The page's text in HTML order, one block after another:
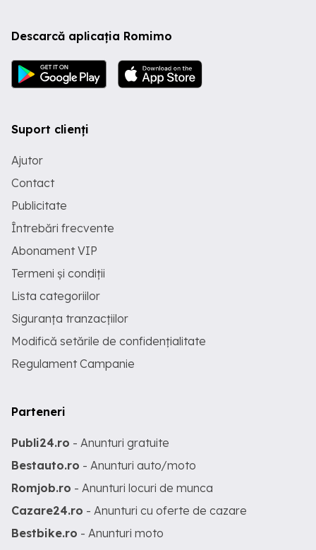
Descarcă aplicația Romimo
Suport clienți
Ajutor
Contact
Publicitate
Întrebări frecvente
Abonament VIP
Termeni și condiții
Lista categoriilor
Siguranța tranzacțiilor
Modifică setările de confidențialitate
Regulament Campanie
Parteneri
Publi24.ro - Anunturi gratuite
Bestauto.ro - Anunturi auto/moto
Romjob.ro - Anunturi locuri de munca
Cazare24.ro - Anunturi cu oferte de cazare
Bestbike.ro - Anunturi moto